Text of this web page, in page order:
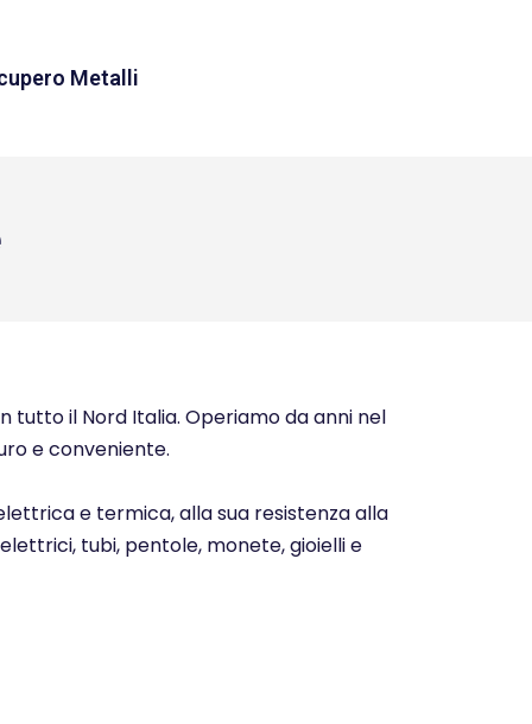
Metalli
tutto il Nord Italia. Operiamo da anni nel
e conveniente.
e termica, alla sua resistenza alla
tubi, pentole, monete, gioielli e